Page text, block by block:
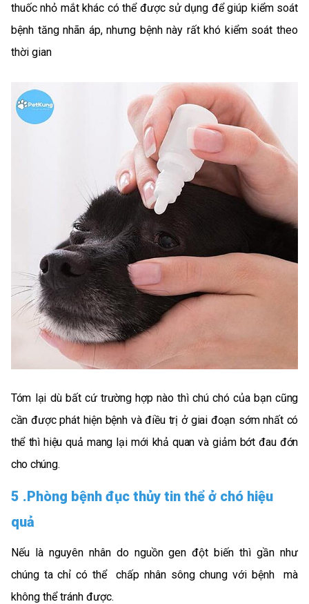
thuốc nhỏ mắt khác có thể được sử dụng để giúp kiểm soát
bệnh tăng nhãn áp, nhưng bệnh này rất khó kiểm soát theo
thời gian
Tóm lại dù bất cứ trường hợp nào thì chú chó của bạn cũng
cần được phát hiện bệnh và điều trị ở giai đoạn sớm nhất có
thể thì hiệu quả mang lại mới khả quan và giảm bớt đau đớn
cho chúng.
5 .Phòng bệnh đục thủy tin thể ở chó hiệu
quả
Nếu là nguyên nhân do nguồn gen đột biến thì gần như
chúng ta chỉ có thể chấp nhân sông chung với bệnh mà
không thể tránh được.